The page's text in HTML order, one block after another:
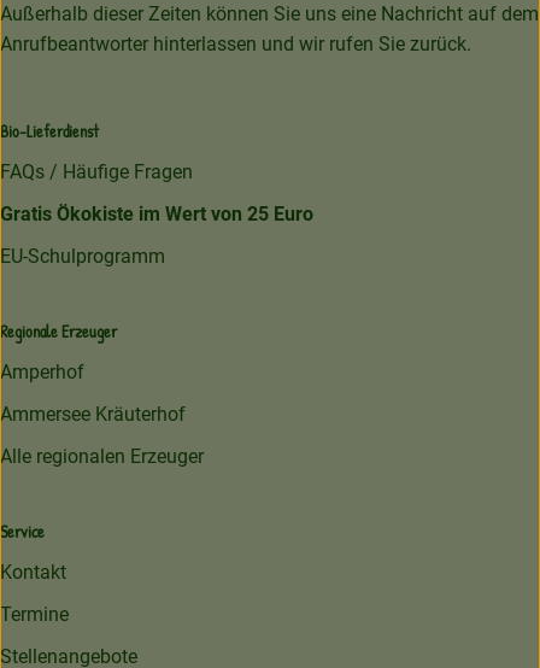
Außerhalb dieser Zeiten können Sie uns eine Nachricht auf dem
Anrufbeantworter hinterlassen und wir rufen Sie zurück.
Bio-Lieferdienst
FAQs / Häufige Fragen
Gratis Ökokiste im Wert von 25 Euro
EU-Schulprogramm
Regionale Erzeuger
Amperhof
Ammersee Kräuterhof
Alle regionalen Erzeuger
Service
Kontakt
Termine
Stellenangebote